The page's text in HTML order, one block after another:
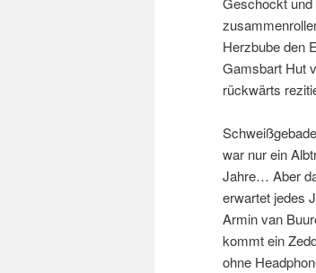
Herzbube den
Gamsbart Hut
rückwärts
war nur ein
Jahre… Aber
erwartet jedes
Armin van
kommt ein
ohne